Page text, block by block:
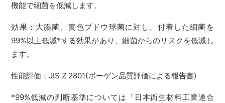
機能で細菌を低減します。
効果：大腸菌、黄色ブドウ球菌に対し、付着した細菌を
99%以上低減*する効果があり、細菌からのリスクを低減し
ます。
性能評価：JIS Z 2801(ボーゲン品質評価による報告書)
*99%低減の判断基準については「日本衛生材料工業連合